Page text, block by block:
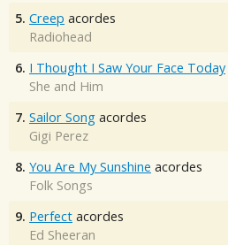
5. Creep acordes
Radiohead
6. I Thought I Saw Your Face Today
She and Him
7. Sailor Song acordes
Gigi Perez
8. You Are My Sunshine acordes
Folk Songs
9. Perfect acordes
Ed Sheeran